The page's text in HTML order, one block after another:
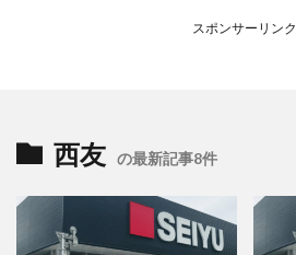
スポンサーリンク
西友 の最新記事8件